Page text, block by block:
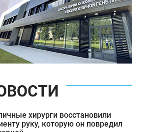
хирурги восстановили
руку, которую он повредил